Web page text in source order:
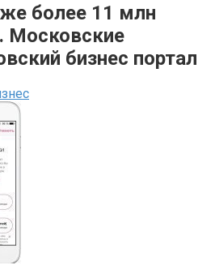
более 11 млн
Московские
бизнес портал